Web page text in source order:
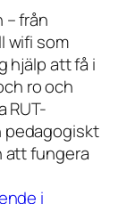
– från
wifi som
hjälp att få i
ro och
RUT-
att fungera
i